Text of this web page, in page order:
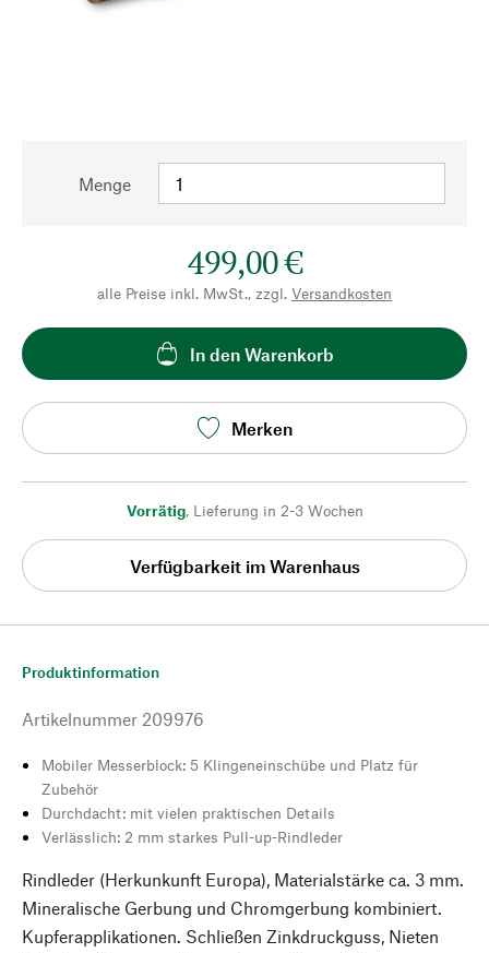
Menge
499,00 €
alle Preise inkl. MwSt., zzgl. Versandkosten
In den Warenkorb
Merken
Vorrätig, Lieferung in 2-3 Wochen
Verfügbarkeit im Warenhaus
Produktinformation
Artikelnummer 209976
Mobiler Messerblock: 5 Klingeneinschübe und Platz für
Zubehör
Durchdacht: mit vielen praktischen Details
Verlässlich: 2 mm starkes Pull-up-Rindleder
Rindleder (Herkunkunft Europa), Materialstärke ca. 3 mm.
Mineralische Gerbung und Chromgerbung kombiniert.
Kupferapplikationen. Schließen Zinkdruckguss, Nieten